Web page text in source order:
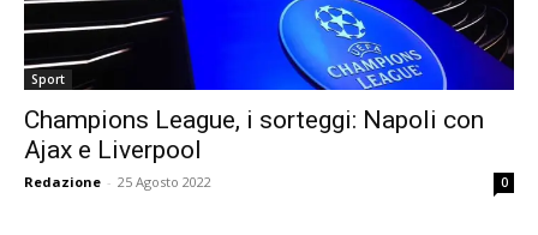
Sport
Champions League, i sorteggi: Napoli con
Ajax e Liverpool
Redazione - 25 Agosto 2022 0